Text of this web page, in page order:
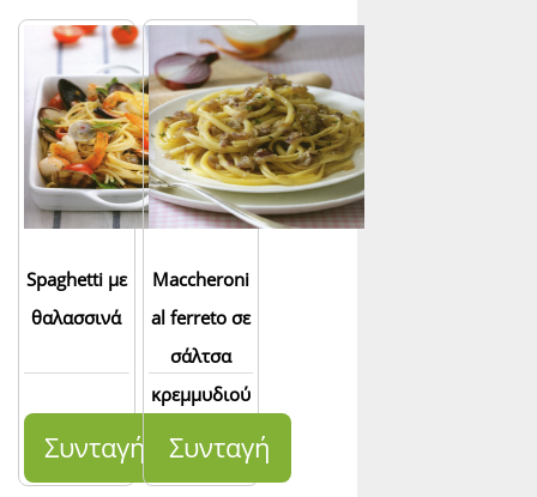
Spaghetti με
θαλασσινά
Συνταγή
Maccheroni
al ferreto σε
σάλτσα
κρεμμυδιού
Συνταγή